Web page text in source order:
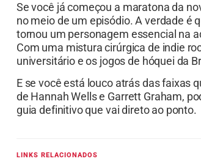
Se você já começou a maratona da
no meio de um episódio. A verdade é
tornou um personagem essencial na
Com uma mistura cirúrgica de indie
universitário e os jogos de hóquei da
E se você está louco atrás das faixas
de Hannah Wells e Garrett Graham,
guia definitivo que vai direto ao ponto.
LINKS RELACIONADOS